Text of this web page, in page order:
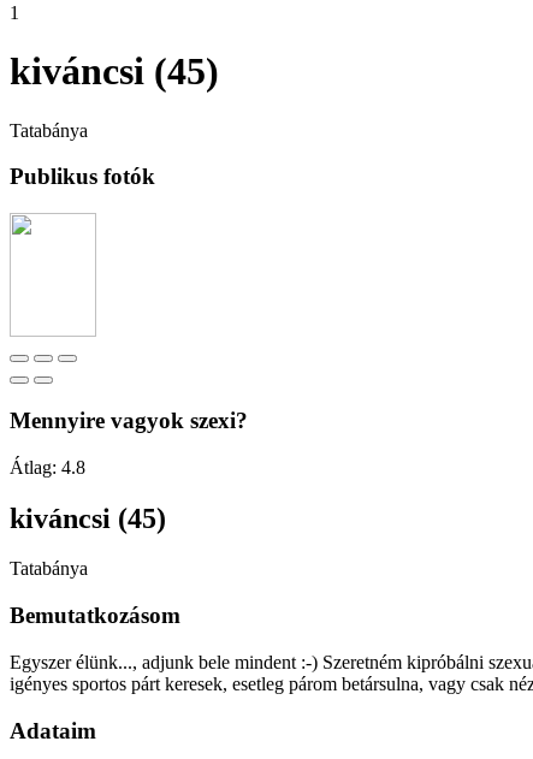
1
kiváncsi (45)
Tatabánya
Publikus fotók
Mennyire vagyok szexi?
Átlag: 4.8
kiváncsi (45)
Tatabánya
Bemutatkozásom
Egyszer élünk..., adjunk bele mindent :-) Szeretném kipróbálni
igényes sportos párt keresek, esetleg párom betársulna, vagy csak
Adataim